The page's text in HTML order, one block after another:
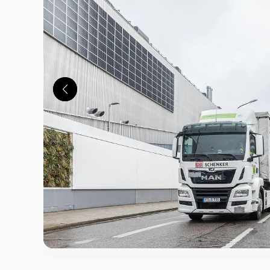
この画像の記事を